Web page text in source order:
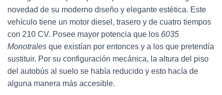
novedad de su moderno diseño y elegante estética. Este
vehículo tiene un motor diesel, trasero y de cuatro tiempos
con 210 CV. Posee mayor potencia que los 6035
Monotrales que existían por entonces y a los que pretendía
sustituir. Por su configuración mecánica, la altura del piso
del autobús al suelo se había reducido y esto hacía de
alguna manera más accesible.